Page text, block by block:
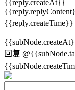
{{reply.createAt}}
{{reply.createTime}}
回复